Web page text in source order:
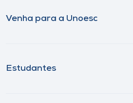
Venha para a Unoesc
Estudantes